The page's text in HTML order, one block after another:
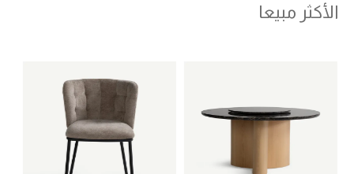
غابي طاولة قهوة - أبيض
غرف المعيشة
1,169AED
الأكثر مبيعا